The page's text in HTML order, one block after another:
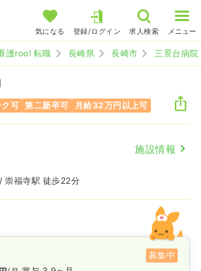
気になる 登録/ログイン 求人検索 メニュー
護roo! 転職 長崎県 長崎市 三景台病院
可 第二新卒可 月給32万円以上可
施設情報
崇福寺駅 徒歩22分
募集中